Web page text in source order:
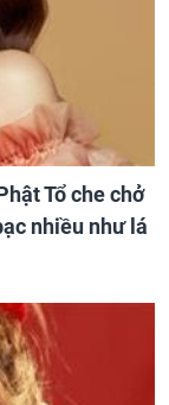
Tổ che chở
nhiều như lá